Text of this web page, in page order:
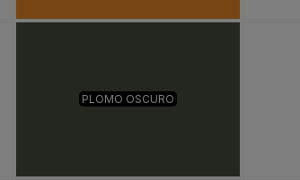
PLOMO OSCURO